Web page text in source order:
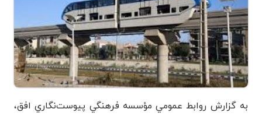
به گزارش روابط عمومي مؤسسه فرهنگي پيوست‌نگاري افق،